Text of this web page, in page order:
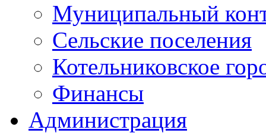
Муниципальный
Сельские поселения
Котельниковское
Финансы
Администрация